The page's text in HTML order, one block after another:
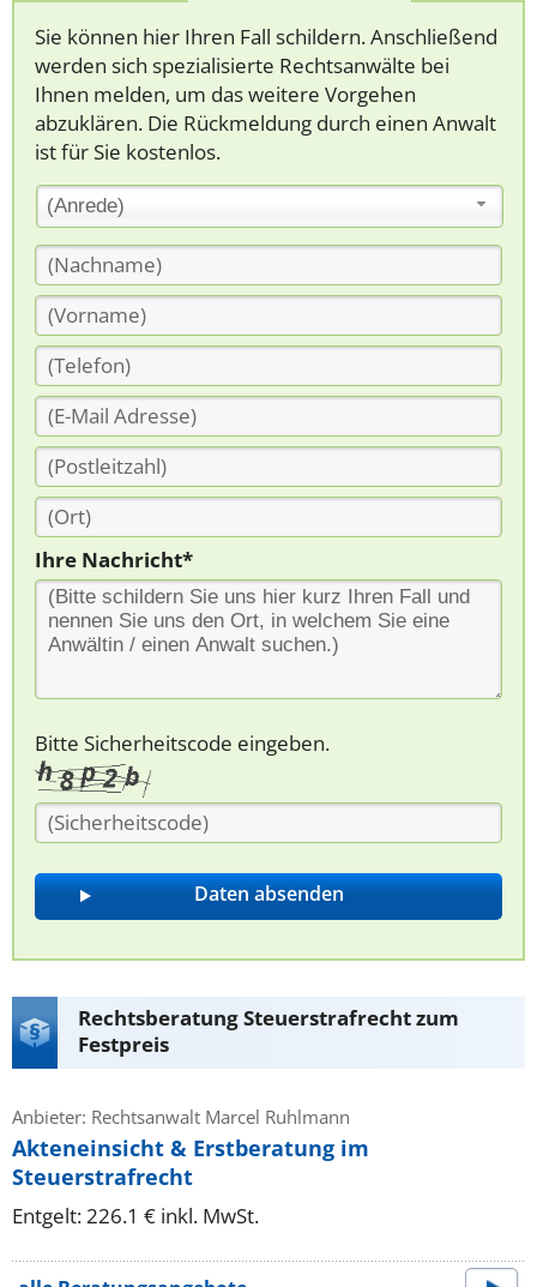
Sie können hier Ihren Fall schildern. Anschließend
werden sich spezialisierte Rechtsanwälte bei
Ihnen melden, um das weitere Vorgehen
abzuklären. Die Rückmeldung durch einen Anwalt
ist für Sie kostenlos.
(Anrede)
Ihre Nachricht*
Bitte Sicherheitscode eingeben.
Rechtsberatung Steuerstrafrecht zum
Festpreis
Anbieter: Rechtsanwalt Marcel Ruhlmann
Akteneinsicht & Erstberatung im
Steuerstrafrecht
Entgelt: 226.1 € inkl. MwSt.